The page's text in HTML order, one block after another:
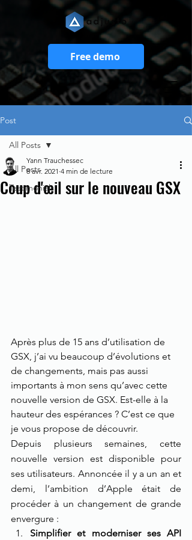
Free demo
Post
All Posts
Testimonials
All Posts
Coup d'œil sur le nouveau GSX
Yann Trauchessec
8 avr. 2021 4 min de lecture
Après plus de 15 ans d’utilisation de
GSX, j’ai vu beaucoup d’évolutions et
de changements, mais pas aussi
importants à mon sens qu’avec cette
nouvelle version de GSX. Est-elle à la
hauteur des espérances ? C’est ce que
je vous propose de découvrir.
Depuis plusieurs semaines, cette
nouvelle version est disponible pour
ses utilisateurs. Annoncée il y a un an et
demi, l’ambition d’Apple était de
procéder à un changement de grande
envergure :